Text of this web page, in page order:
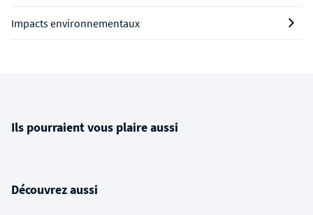
Impacts environnementaux
Ils pourraient vous plaire aussi
Découvrez aussi